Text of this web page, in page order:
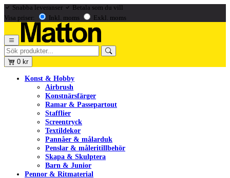
Snabba leveranser
Betala som du vill
Visa priser:
Inkl. moms Exkl. moms
0 kr
Konst & Hobby
Airbrush
Konstnärsfärger
Ramar & Passepartout
Stafflier
Screentryck
Textildekor
Pannåer & målarduk
Penslar & måleritillbehör
Skapa & Skulptera
Barn & Junior
Pennor & Ritmaterial